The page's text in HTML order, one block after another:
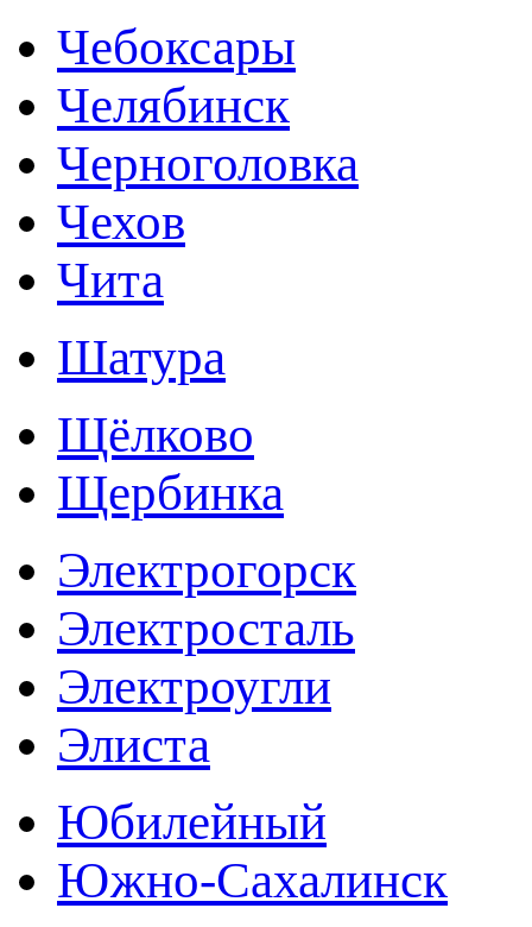
Чебоксары
Челябинск
Черноголовка
Чехов
Чита
Шатура
Щёлково
Щербинка
Электрогорск
Электросталь
Электроугли
Элиста
Юбилейный
Южно-Сахалинск